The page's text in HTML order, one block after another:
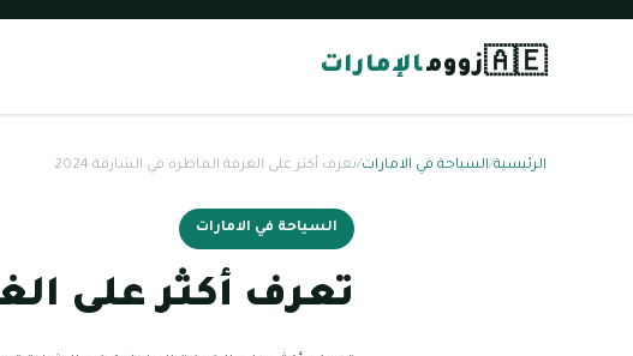
🇦🇪زوومالإمارات
الرئيسية/السياحة في الامارات/تعرف أكثر على الغرفة الماطرة في الشارقة 2024
السياحة في الامارات
تعرف أكثر على